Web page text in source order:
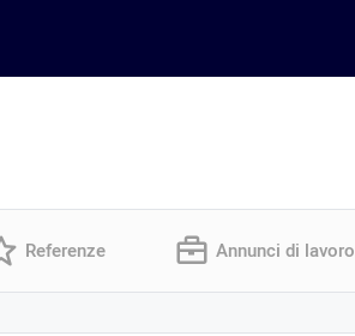
Referenze Annunci di lavoro